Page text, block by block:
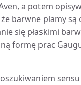
a potem
barwne plamy
się płaskimi
formę prac